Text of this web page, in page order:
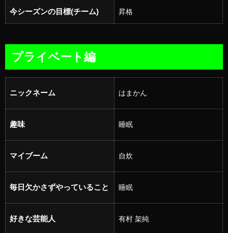
今シーズンの目標(チーム) 昇格
プライベート編
ニックネーム はまかん
趣味 睡眠
マイブーム 自炊
毎日欠かさずやっていること 睡眠
好きな芸能人 有村 架純